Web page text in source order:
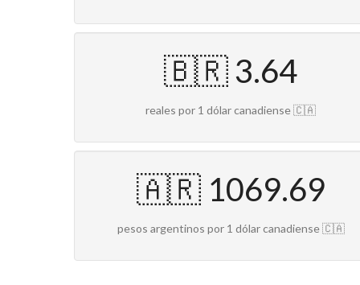
🇧🇷 3.64
reales por 1 dólar canadiense 🇨🇦
🇦🇷 1069.69
pesos argentinos por 1 dólar canadiense 🇨🇦